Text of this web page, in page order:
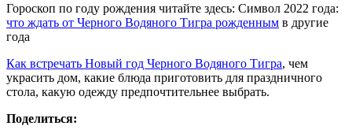
Гороскоп по году рождения читайте здесь: Символ 2022 года:
что ждать от Черного Водяного Тигра рожденным в другие
года
Как встречать Новый год Черного Водяного Тигра, чем
украсить дом, какие блюда приготовить для праздничного
стола, какую одежду предпочтительнее выбрать.
Поделиться: